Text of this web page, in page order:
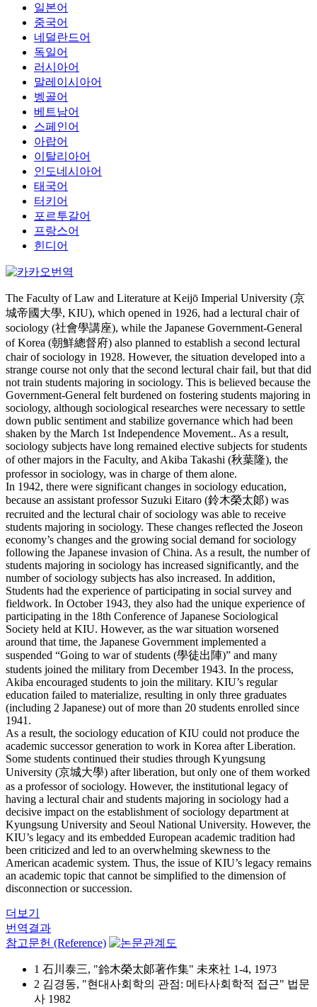
일본어
중국어
네덜란드어
독일어
러시아어
말레이시아어
벵골어
베트남어
스페인어
아랍어
이탈리아어
인도네시아어
태국어
터키어
포르투갈어
프랑스어
힌디어
The Faculty of Law and Literature at Keijō Imperial University (京
城帝國大學, KIU), which opened in 1926, had a lectural chair of
sociology (社會學講座), while the Japanese Government-General
of Korea (朝鮮總督府) also planned to establish a second lectural
chair of sociology in 1928. However, the situation developed into a
strange course not only that the second lectural chair fail, but that did
not train students majoring in sociology. This is believed because the
Government-General felt burdened on fostering students majoring in
sociology, although sociological researches were necessary to settle
down public sentiment and stabilize governance which had been
shaken by the March 1st Independence Movement.. As a result,
sociology subjects have long remained elective subjects for students
of other majors in the Faculty, and Akiba Takashi (秋葉隆), the
professor in sociology, was in charge of them alone.
In 1942, there were significant changes in sociology education,
because an assistant professor Suzuki Eitaro (鈴木榮太郞) was
recruited and the lectural chair of sociology was able to receive
students majoring in sociology. These changes reflected the Joseon
economy’s changes and the growing social demand for sociology
following the Japanese invasion of China. As a result, the number of
students majoring in sociology has increased significantly, and the
number of sociology subjects has also increased. In addition,
Students had the experience of participating in social survey and
fieldwork. In October 1943, they also had the unique experience of
participating in the 18th Conference of Japanese Sociological
Society held at KIU. However, as the war situation worsened
around that time, the Japanese Government implemented a
suspended “Going to war of students (學徒出陣)” and many
students joined the military from December 1943. In the process,
Akiba encouraged students to join the military. KIU’s regular
education failed to materialize, resulting in only three graduates
(including 2 Japanese) out of more than 20 students enrolled since
1941.
As a result, the sociology education of KIU could not produce the
academic successor generation to work in Korea after Liberation.
Some students continued their studies through Kyungsung
University (京城大學) after liberation, but only one of them worked
as a professor of sociology. However, the institutional legacy of
having a lectural chair and students majoring in sociology had a
decisive impact on the establishment of sociology department at
Kyungsung University and Seoul National University. However, the
KIU’s legacy and its embedded European academic tradition had
been criticized and led to an overwhelming skewness to the
American academic system. Thus, the issue of KIU’s legacy remains
an academic topic that cannot be simplified to the dimension of
disconnection or succession.
더보기
번역결과
참고문헌 (Reference)
1 石川泰三, "鈴木榮太郞著作集" 未來社 1-4, 1973
2 김경동, "현대사회학의 관점: 메타사회학적 접근" 법문
사 1982